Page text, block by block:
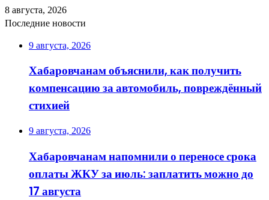
8 августа, 2026
Последние новости
9 августа, 2026
Хабаровчанам объяснили, как получить
компенсацию за автомобиль, повреждённый
стихией
9 августа, 2026
Хабаровчанам напомнили о переносе срока
оплаты ЖКУ за июль: заплатить можно до
17 августа